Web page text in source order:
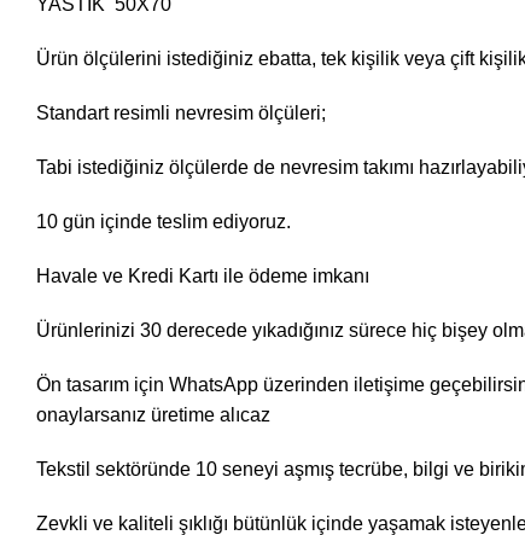
YASTIK 50X70
Ürün ölçülerini istediğiniz ebatta, tek kişilik veya çift
Standart resimli nevresim ölçüleri;
Tabi istediğiniz ölçülerde de nevresim takımı
10 gün içinde teslim ediyoruz.
Havale ve Kredi Kartı ile ödeme imkanı
Ürünlerinizi 30 derecede yıkadığınız sürece hiç bişey
Ön tasarım için WhatsApp üzerinden iletişime
onaylarsanız üretime alıcaz
Tekstil sektöründe 10 seneyi aşmış tecrübe, bilgi ve
Zevkli ve kaliteli şıklığı bütünlük içinde yaşamak